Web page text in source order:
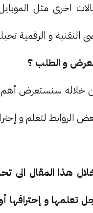
اخرى مثل
سنستعرض أهم
المقال الى
تعلمها و